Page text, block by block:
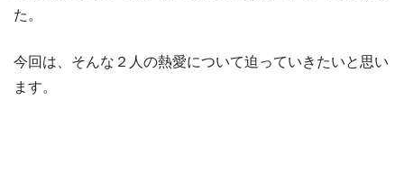
た。
今回は、そんな２人の熱愛について迫っていきたいと思い
ます。